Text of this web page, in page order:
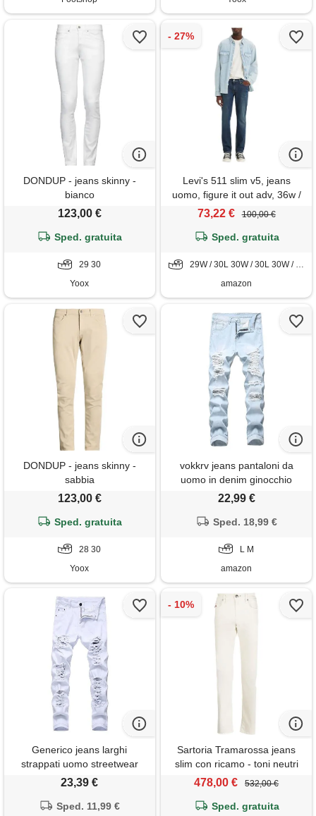
DONDUP - jeans skinny -
bianco
123,00 €
Sped. gratuita
29 30
Yoox
Levi's 511 slim v5, jeans
uomo, figure it out adv, 36w /
32l
73,22 € 100,00 €
Sped. gratuita
29W / 30L 30W / 30L 30W / 32L 31W / 30L 31W / 32L 32W / 30L 32W / 32L 32W / 34L 33W / 30L 33W / 32L 34W / 30L 34W / 32L 36W / 30L 36W / 32L 36W / 34L 38W / 34L
amazon
DONDUP - jeans skinny -
sabbia
123,00 €
Sped. gratuita
28 30
Yoox
vokkrv jeans pantaloni da
uomo in denim ginocchio
strappato casual slim fit sottili
ragazzo chino skinny ripped
22,99 €
Sped. 18,99 €
L M
amazon
Generico jeans larghi
strappati uomo streetwear
salopette pantaloncini pelle
elasticizzati neri xxl
23,39 €
Sped. 11,99 €
Sartoria Tramarossa jeans
slim con ricamo - toni neutri
478,00 € 532,00 €
Sped. gratuita